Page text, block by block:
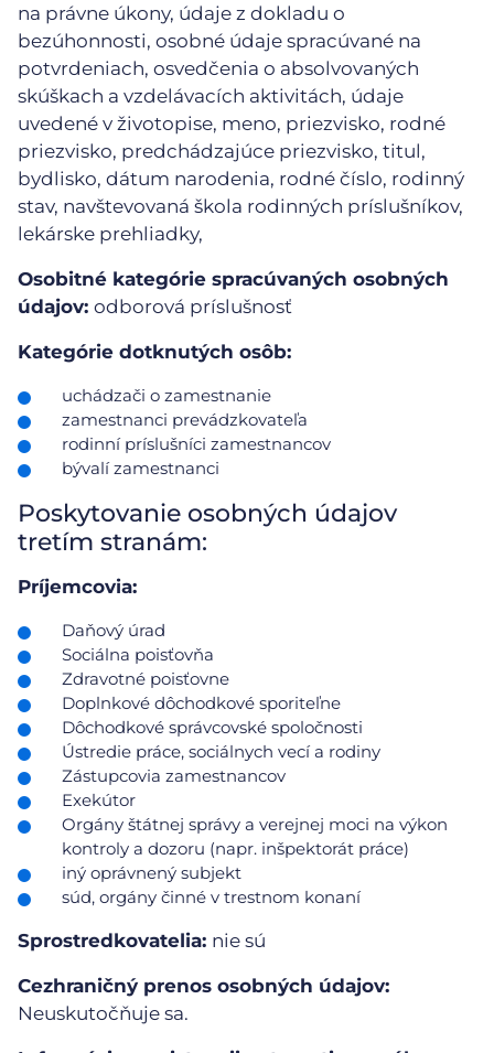
na právne úkony, údaje z dokladu o
bezúhonnosti, osobné údaje spracúvané na
potvrdeniach, osvedčenia o absolvovaných
skúškach a vzdelávacích aktivitách, údaje
uvedené v životopise, meno, priezvisko, rodné
priezvisko, predchádzajúce priezvisko, titul,
bydlisko, dátum narodenia, rodné číslo, rodinný
stav, navštevovaná škola rodinných príslušníkov,
lekárske prehliadky,
Osobitné kategórie spracúvaných osobných
údajov: odborová príslušnosť
Kategórie dotknutých osôb:
uchádzači o zamestnanie
zamestnanci prevádzkovateľa
rodinní príslušníci zamestnancov
bývalí zamestnanci
Poskytovanie osobných údajov
tretím stranám:
Príjemcovia:
Daňový úrad
Sociálna poisťovňa
Zdravotné poisťovne
Doplnkové dôchodkové sporiteľne
Dôchodkové správcovské spoločnosti
Ústredie práce, sociálnych vecí a rodiny
Zástupcovia zamestnancov
Exekútor
Orgány štátnej správy a verejnej moci na výkon
kontroly a dozoru (napr. inšpektorát práce)
iný oprávnený subjekt
súd, orgány činné v trestnom konaní
Sprostredkovatelia: nie sú
Cezhraničný prenos osobných údajov:
Neuskutočňuje sa.